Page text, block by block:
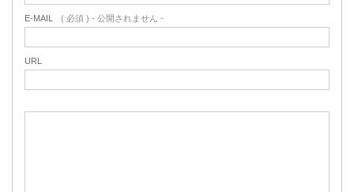
E-MAIL ( 必須 ) - 公開されません -
URL